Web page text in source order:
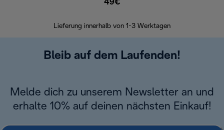
49€
Lieferung innerhalb von 1-3 Werktagen
Bleib auf dem Laufenden!
Melde dich zu unserem Newsletter an und
erhalte 10% auf deinen nächsten Einkauf!